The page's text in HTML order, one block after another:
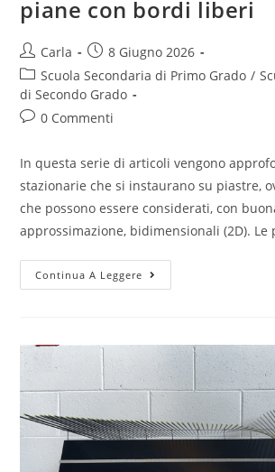
piane con bordi liberi
Post
author:
Carla
Post
published:
8 Giugno 2026
Post
category:
Scuola Secondaria di Primo Grado /
di Secondo Grado
Post0 Commenti
In questa serie di articoli vengono
stazionarie che si instaurano su piastre,
che possono essere considerati, con
approssimazione, bidimensionali (2D). Le
Continua A Leggere
stazionarie
piane
con
bordi
liberi